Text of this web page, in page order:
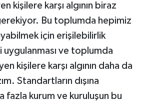
kişilere karşı algının biraz
Bu toplumda hepimiz
için erişilebilirlik
uygulanması ve toplumda
kişilere karşı algının daha da
Standartların dışına
fazla kurum ve kuruluşun bu